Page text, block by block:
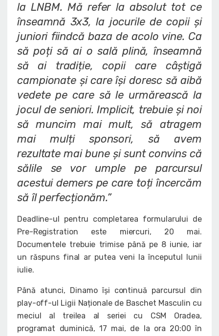
la LNBM. Mă refer la absolut tot ce
înseamnă 3x3, la jocurile de copii și
juniori fiindcă baza de acolo vine. Ca
să poți să ai o sală plină, înseamnă
să ai tradiție, copii care câștigă
campionate și care își doresc să aibă
vedete pe care să le urmărească la
jocul de seniori. Implicit, trebuie și noi
să muncim mai mult, să atragem
mai mulți sponsori, să avem
rezultate mai bune și sunt convins că
sălile se vor umple pe parcursul
acestui demers pe care toți încercăm
să îl perfecționăm.”
Deadline-ul pentru completarea formularului de
Pre-Registration este miercuri, 20 mai.
Documentele trebuie trimise până pe 8 iunie, iar
un răspuns final ar putea veni la începutul lunii
iulie.
Până atunci, Dinamo își continuă parcursul din
play-off-ul Ligii Naționale de Baschet Masculin cu
meciul al treilea al seriei cu CSM Oradea,
programat duminică, 17 mai, de la ora 20:00 în